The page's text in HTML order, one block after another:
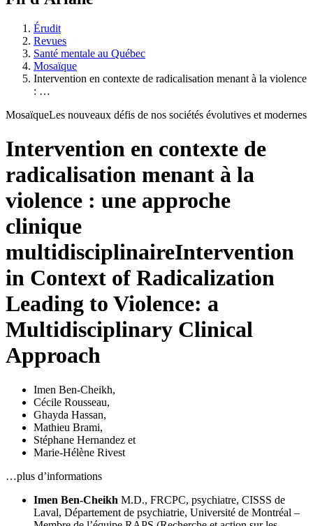
Érudit
Revues
Santé mentale au Québec
Mosaïque
Intervention en contexte de radicalisation menant à la violence
: …
MosaïqueLes nouveaux défis de nos sociétés évolutives et modernes
Intervention en contexte de
radicalisation menant à la
violence : une approche
clinique
multidisciplinaireIntervention
in Context of Radicalization
Leading to Violence: a
Multidisciplinary Clinical
Approach
Imen Ben-Cheikh,
Cécile Rousseau,
Ghayda Hassan,
Mathieu Brami,
Stéphane Hernandez et
Marie-Hélène Rivest
…plus d’informations
Imen Ben-Cheikh M.D., FRCPC, psychiatre, CISSS de
Laval, Département de psychiatrie, Université de Montréal –